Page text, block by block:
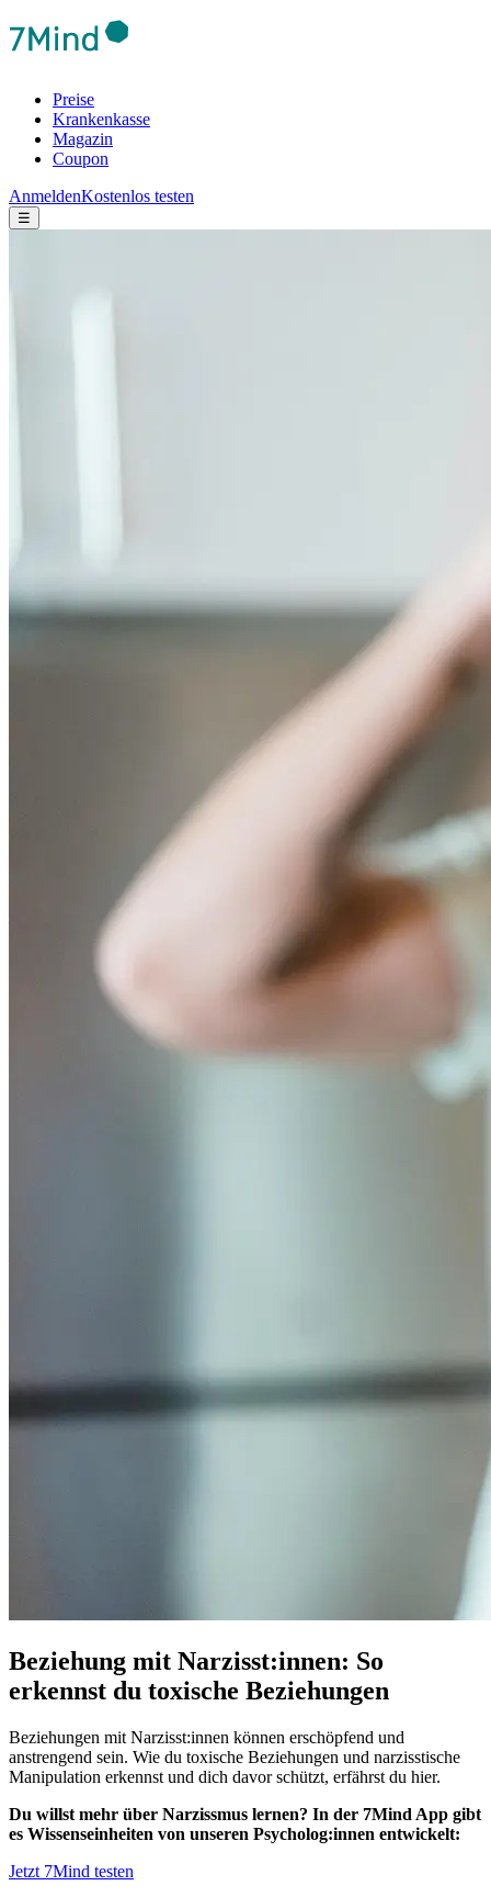
Preise
Krankenkasse
Magazin
Coupon
AnmeldenKostenlos testen
☰
Beziehung mit Narzisst:innen: So
erkennst du toxische Beziehungen
Beziehungen mit Narzisst:innen können erschöpfend und
anstrengend sein. Wie du toxische Beziehungen und narzisstische
Manipulation erkennst und dich davor schützt, erfährst du hier.
Du willst mehr über Narzissmus lernen? In der 7Mind App gibt
es Wissenseinheiten von unseren Psycholog:innen entwickelt:
Jetzt 7Mind testen